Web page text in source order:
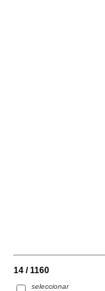
14 / 1160
seleccionar